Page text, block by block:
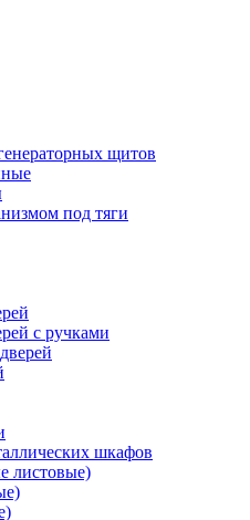
щитов
под тяги
с ручками
шкафов
листовые)